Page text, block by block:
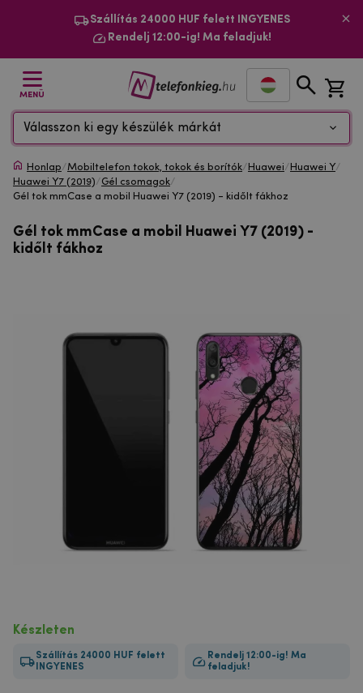
Szállítás 24000 HUF felett INGYENES
Rendelj 12:00-ig! Ma feladjuk!
MENÜ
Válasszon ki egy készülék márkát
Honlap/Mobiltelefon tokok, tokok és borítók/ Huawei/ Huawei Y/
Huawei Y7 (2019)/Gél csomagok/
Gél tok mmCase a mobil Huawei Y7 (2019) - kidőlt fákhoz
Gél tok mmCase a mobil Huawei Y7 (2019) -
kidőlt fákhoz
Készleten
Szállítás 24000 HUF felett
INGYENES
Rendelj 12:00-ig! Ma
feladjuk!